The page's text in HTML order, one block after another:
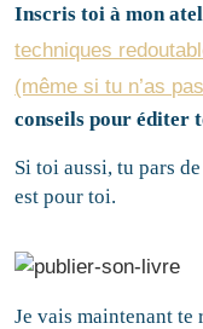
Inscris toi à mon
techniques
(même si tu n’as
conseils pour éditer
Si toi aussi, tu pars
est pour toi.
Je vais maintenant